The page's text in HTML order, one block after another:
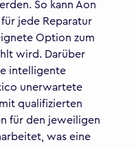
So kann Aon
jede Reparatur
Option zum
wird. Darüber
intelligente
unerwartete
qualifizierten
für den jeweiligen
was eine